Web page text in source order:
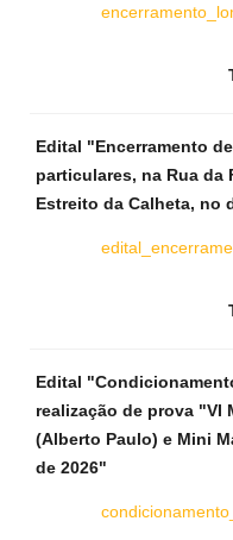
Edital "Encerramento
particulares, na Rua da
Estreito da Calheta, no
Edital
realização de prova "VI
(Alberto Paulo) e Mini
de 2026"